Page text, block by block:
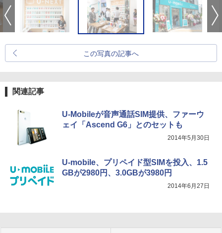
この写真の記事へ
関連記事
U-Mobileが音声通話SIM提供、ファーウ
ェイ「Ascend G6」とのセットも
2014年5月30日
U-mobile、プリペイド型SIMを投入、1.5
GBが2980円、3.0GBが3980円
2014年6月27日